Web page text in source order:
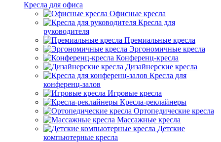
Кресла для офиса
Офисные кресла
Кресла для
руководителя
Премиальные кресла
Эргономичные кресла
Конференц-кресла
Дизайнерские кресла
Кресла для
конференц-залов
Игровые кресла
Кресла-реклайнеры
Ортопедические кресла
Массажные кресла
Детские
компьютерные кресла